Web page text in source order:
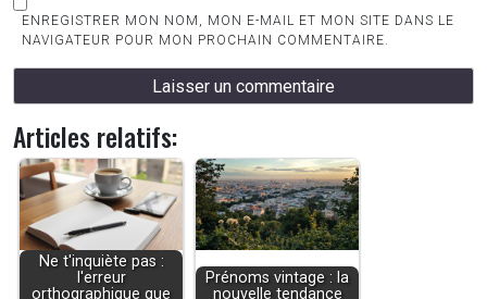
ENREGISTRER MON NOM, MON E-MAIL ET MON SITE DANS LE
NAVIGATEUR POUR MON PROCHAIN COMMENTAIRE.
Articles relatifs:
Ne t'inquiète pas :
l'erreur
orthographique que
Prénoms vintage : la
nouvelle tendance